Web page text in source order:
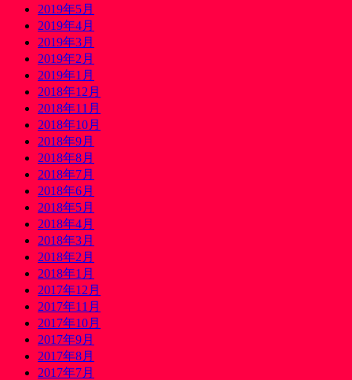
2019年5月
2019年4月
2019年3月
2019年2月
2019年1月
2018年12月
2018年11月
2018年10月
2018年9月
2018年8月
2018年7月
2018年6月
2018年5月
2018年4月
2018年3月
2018年2月
2018年1月
2017年12月
2017年11月
2017年10月
2017年9月
2017年8月
2017年7月